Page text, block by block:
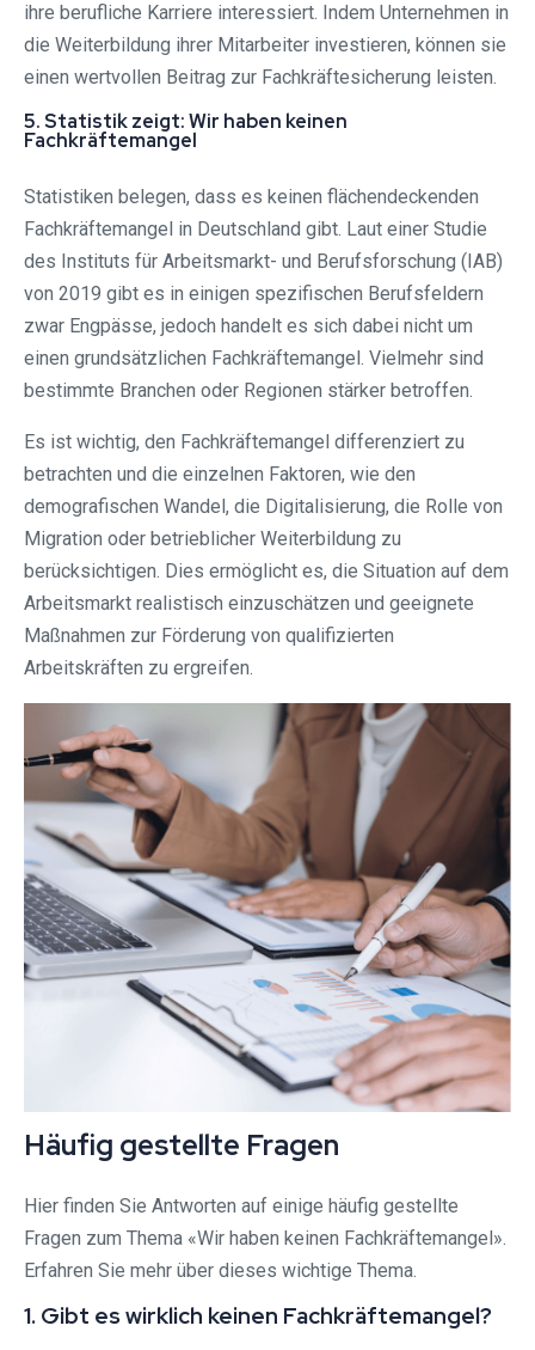
ihre berufliche Karriere interessiert. Indem Unternehmen in
die Weiterbildung ihrer Mitarbeiter investieren, können sie
einen wertvollen Beitrag zur Fachkräftesicherung leisten.
5. Statistik zeigt: Wir haben keinen
Fachkräftemangel
Statistiken belegen, dass es keinen flächendeckenden
Fachkräftemangel in Deutschland gibt. Laut einer Studie
des Instituts für Arbeitsmarkt- und Berufsforschung (IAB)
von 2019 gibt es in einigen spezifischen Berufsfeldern
zwar Engpässe, jedoch handelt es sich dabei nicht um
einen grundsätzlichen Fachkräftemangel. Vielmehr sind
bestimmte Branchen oder Regionen stärker betroffen.
Es ist wichtig, den Fachkräftemangel differenziert zu
betrachten und die einzelnen Faktoren, wie den
demografischen Wandel, die Digitalisierung, die Rolle von
Migration oder betrieblicher Weiterbildung zu
berücksichtigen. Dies ermöglicht es, die Situation auf dem
Arbeitsmarkt realistisch einzuschätzen und geeignete
Maßnahmen zur Förderung von qualifizierten
Arbeitskräften zu ergreifen.
Häufig gestellte Fragen
Hier finden Sie Antworten auf einige häufig gestellte
Fragen zum Thema «Wir haben keinen Fachkräftemangel».
Erfahren Sie mehr über dieses wichtige Thema.
1. Gibt es wirklich keinen Fachkräftemangel?